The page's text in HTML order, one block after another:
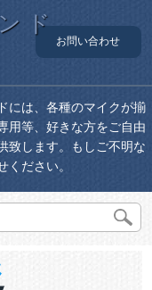
ド
お問い合わせ
には、各種のマイクが揃
用等、好きな方をご自由
致します。もしご不明な
ださい。